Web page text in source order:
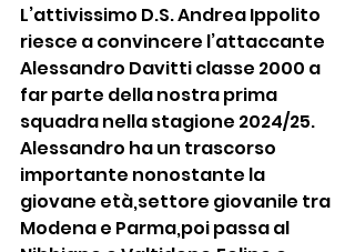
L’attivissimo D.S. Andrea Ippolito
riesce a convincere l’attaccante
Alessandro Davitti classe 2000 a
far parte della nostra prima
squadra nella stagione 2024/25.
Alessandro ha un trascorso
importante nonostante la
giovane età,settore giovanile tra
Modena e Parma,poi passa al